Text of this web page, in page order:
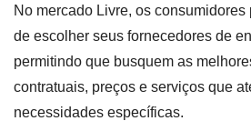
No mercado Livre, os
de escolher seus fornecedores de
permitindo que busquem as
contratuais, preços e serviços que
necessidades específicas.